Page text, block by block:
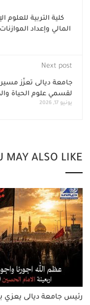
كلية التربية
المالي وإعداد
Next post
جامعة ديالى تعزّز مسيرة
لقسمي علوم الحياة
يونيو 17, 2026
MAY ALSO LIKE
رئيس جامعة ديالى يعزي